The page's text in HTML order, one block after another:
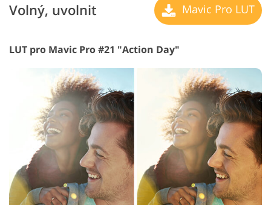
Volný, uvolnit Mavic Pro LUT
LUT pro Mavic Pro #21 "Action Day"